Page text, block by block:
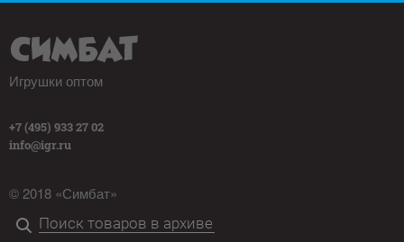
Игрушки оптом
+7 (495) 933 27 02
info@igr.ru
© 2018 «Симбат»